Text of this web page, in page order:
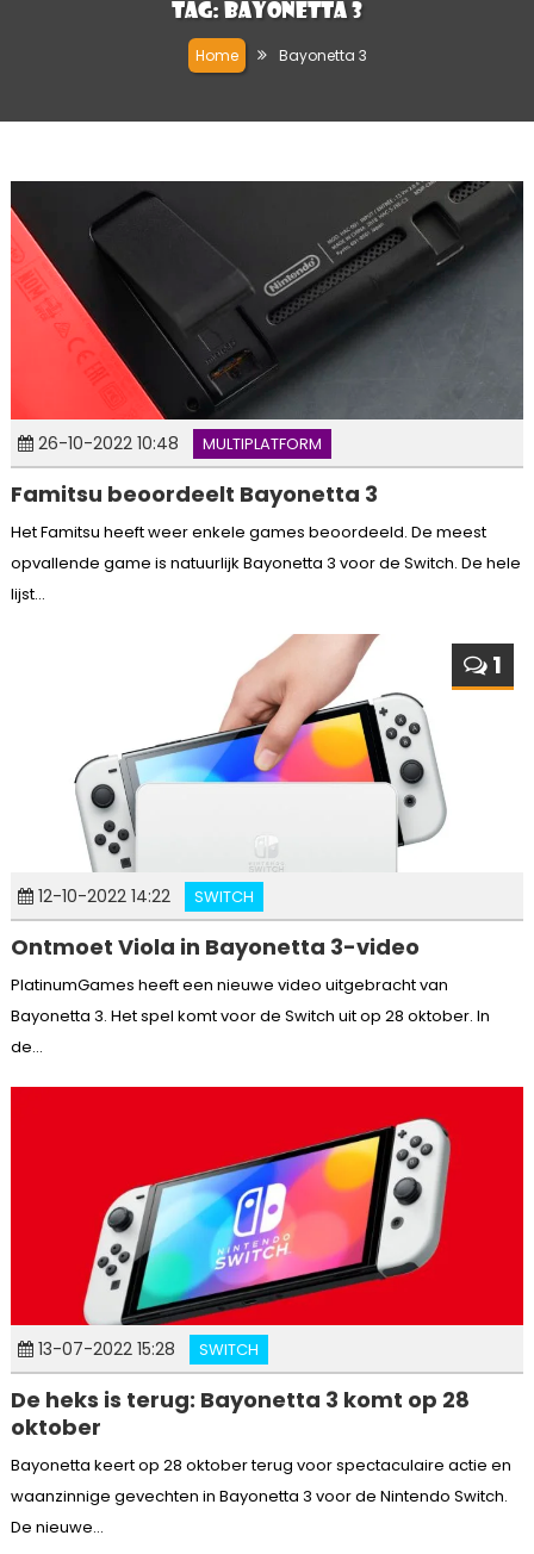
Tag: Bayonetta 3
Home Bayonetta 3
26-10-2022 10:48 MULTIPLATFORM
Famitsu beoordeelt Bayonetta 3
Het Famitsu heeft weer enkele games beoordeeld. De meest
opvallende game is natuurlijk Bayonetta 3 voor de Switch. De hele
lijst...
1
12-10-2022 14:22 SWITCH
Ontmoet Viola in Bayonetta 3-video
PlatinumGames heeft een nieuwe video uitgebracht van
Bayonetta 3. Het spel komt voor de Switch uit op 28 oktober. In
de...
13-07-2022 15:28 SWITCH
De heks is terug: Bayonetta 3 komt op 28
oktober
Bayonetta keert op 28 oktober terug voor spectaculaire actie en
waanzinnige gevechten in Bayonetta 3 voor de Nintendo Switch.
De nieuwe...